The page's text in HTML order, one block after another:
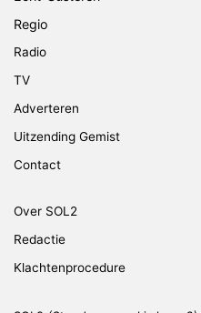
Regio
Radio
TV
Adverteren
Uitzending Gemist
Contact
Over SOL2
Redactie
Klachtenprocedure